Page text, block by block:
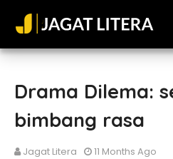
Drama Dilema:
bimbang rasa
Jagat Litera 11 Months Ago